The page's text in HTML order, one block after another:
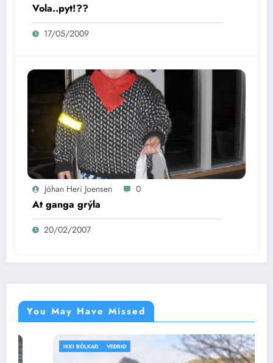
Vola..pyt!??
17/05/2009
Jóhan Heri Joensen 0
At ganga grýla
20/02/2007
You May Have Missed
IKKI BÓLKAÐ VEÐRIÐ